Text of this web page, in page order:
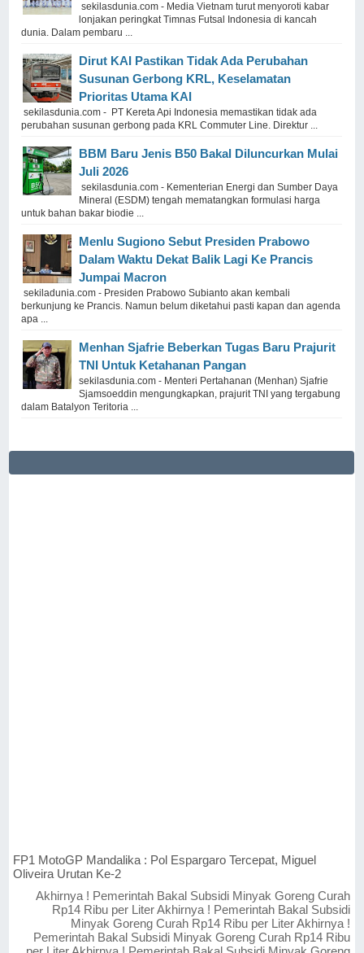
sekilasdunia.com - Media Vietnam turut menyoroti kabar
lonjakan peringkat Timnas Futsal Indonesia di kancah
dunia. Dalam pembaru ...
Dirut KAI Pastikan Tidak Ada Perubahan
Susunan Gerbong KRL, Keselamatan
Prioritas Utama KAI
sekilasdunia.com - PT Kereta Api Indonesia memastikan tidak ada
perubahan susunan gerbong pada KRL Commuter Line. Direktur ...
BBM Baru Jenis B50 Bakal Diluncurkan Mulai
Juli 2026
sekilasdunia.com - Kementerian Energi dan Sumber Daya
Mineral (ESDM) tengah mematangkan formulasi harga
untuk bahan bakar biodie ...
Menlu Sugiono Sebut Presiden Prabowo
Dalam Waktu Dekat Balik Lagi Ke Prancis
Jumpai Macron
sekiladunia.com - Presiden Prabowo Subianto akan kembali
berkunjung ke Prancis. Namun belum diketahui pasti kapan dan agenda
apa ...
Menhan Sjafrie Beberkan Tugas Baru Prajurit
TNI Untuk Ketahanan Pangan
sekilasdunia.com - Menteri Pertahanan (Menhan) Sjafrie
Sjamsoeddin mengungkapkan, prajurit TNI yang tergabung
dalam Batalyon Teritoria ...
FP1 MotoGP Mandalika : Pol Espargaro Tercepat, Miguel
Oliveira Urutan Ke-2
Akhirnya ! Pemerintah Bakal Subsidi Minyak Goreng Curah
Rp14 Ribu per Liter Akhirnya ! Pemerintah Bakal Subsidi
Minyak Goreng Curah Rp14 Ribu per Liter Akhirnya !
Pemerintah Bakal Subsidi Minyak Goreng Curah Rp14 Ribu